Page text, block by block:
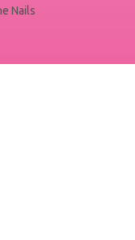
Nails